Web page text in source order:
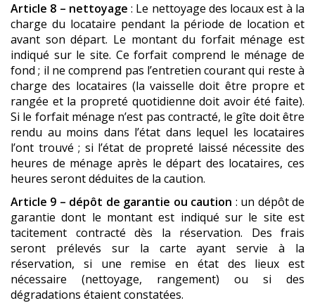
Article 8 – nettoyage : Le nettoyage des locaux est à la
charge du locataire pendant la période de location et
avant son départ. Le montant du forfait ménage est
indiqué sur le site. Ce forfait comprend le ménage de
fond ; il ne comprend pas l’entretien courant qui reste à
charge des locataires (la vaisselle doit être propre et
rangée et la propreté quotidienne doit avoir été faite).
Si le forfait ménage n’est pas contracté, le gîte doit être
rendu au moins dans l’état dans lequel les locataires
l’ont trouvé ; si l’état de propreté laissé nécessite des
heures de ménage après le départ des locataires, ces
heures seront déduites de la caution.
Article 9 – dépôt de garantie ou caution : un dépôt de
garantie dont le montant est indiqué sur le site est
tacitement contracté dès la réservation. Des frais
seront prélevés sur la carte ayant servie à la
réservation, si une remise en état des lieux est
nécessaire (nettoyage, rangement) ou si des
dégradations étaient constatées.